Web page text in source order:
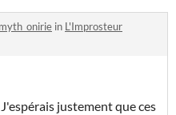
myth_onirie in L'Improsteur
justement que ces